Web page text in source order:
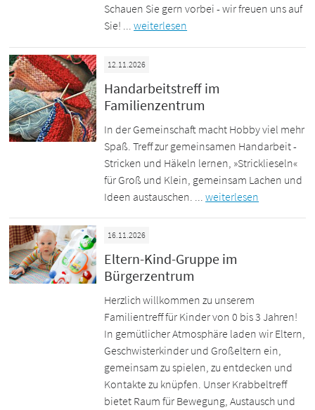
Schauen Sie gern vorbei - wir freuen uns auf
Sie! ...weiterlesen
12.11.2026
Handarbeitstreff im
Familienzentrum
In der Gemeinschaft macht Hobby viel mehr
Spaß. Treff zur gemeinsamen Handarbeit -
Stricken und Häkeln lernen, »Stricklieseln«
für Groß und Klein, gemeinsam Lachen und
Ideen austauschen. ...weiterlesen
16.11.2026
Eltern-Kind-Gruppe im
Bürgerzentrum
Herzlich willkommen zu unserem
Familientreff für Kinder von 0 bis 3 Jahren!
In gemütlicher Atmosphäre laden wir Eltern,
Geschwisterkinder und Großeltern ein,
gemeinsam zu spielen, zu entdecken und
Kontakte zu knüpfen. Unser Krabbeltreff
bietet Raum für Bewegung, Austausch und